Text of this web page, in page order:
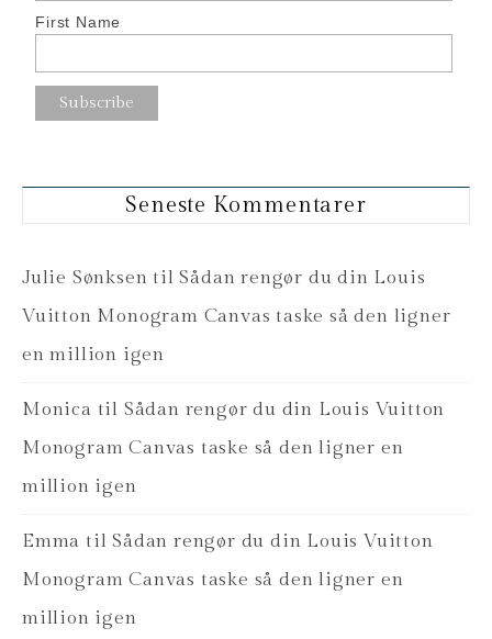
First Name
Seneste Kommentarer
Julie Sønksen tilSådan rengør du din Louis
Vuitton Monogram Canvas taske så den ligner
en million igen
Monica til Sådan rengør du din Louis Vuitton
Monogram Canvas taske så den ligner en
million igen
Emma tilSådan rengør du din Louis Vuitton
Monogram Canvas taske så den ligner en
million igen